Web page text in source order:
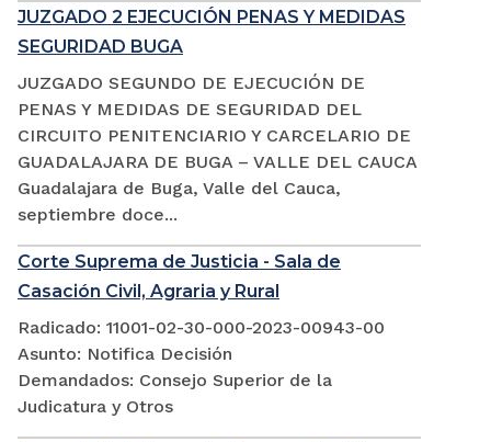
JUZGADO 2 EJECUCIÓN PENAS Y MEDIDAS
SEGURIDAD BUGA
JUZGADO SEGUNDO DE EJECUCIÓN DE
PENAS Y MEDIDAS DE SEGURIDAD DEL
CIRCUITO PENITENCIARIO Y CARCELARIO DE
GUADALAJARA DE BUGA – VALLE DEL CAUCA
Guadalajara de Buga, Valle del Cauca,
septiembre doce...
Corte Suprema de Justicia - Sala de
Casación Civil, Agraria y Rural
Radicado: 11001-02-30-000-2023-00943-00
Asunto: Notifica Decisión
Demandados: Consejo Superior de la
Judicatura y Otros